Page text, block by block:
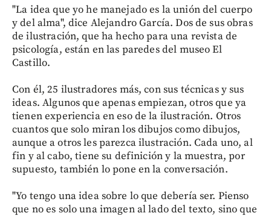
"La idea que yo he manejado es la unión del cuerpo
y del alma", dice Alejandro García. Dos de sus obras
de ilustración, que ha hecho para una revista de
psicología, están en las paredes del museo El
Castillo.
Con él, 25 ilustradores más, con sus técnicas y sus
ideas. Algunos que apenas empiezan, otros que ya
tienen experiencia en eso de la ilustración. Otros
cuantos que solo miran los dibujos como dibujos,
aunque a otros les parezca ilustración. Cada uno, al
fin y al cabo, tiene su definición y la muestra, por
supuesto, también lo pone en la conversación.
"Yo tengo una idea sobre lo que debería ser. Pienso
que no es solo una imagen al lado del texto, sino que